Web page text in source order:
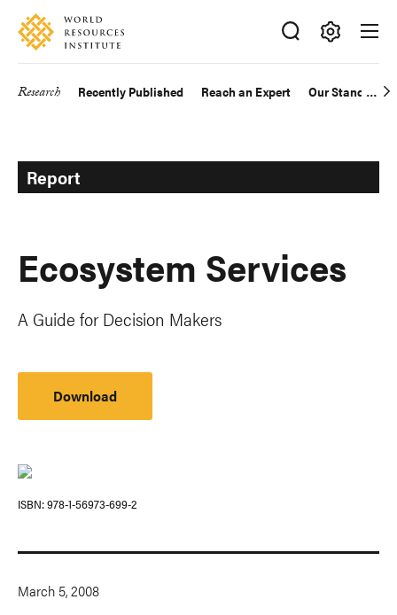
Skip
main
Accessibility
Making
Big
Research Recently Published Reach an Expert Our Standards
Report
Ecosystem Services
A Guide for Decision Makers
Download
ISBN 978-1-56973-699-2
March 5, 2008